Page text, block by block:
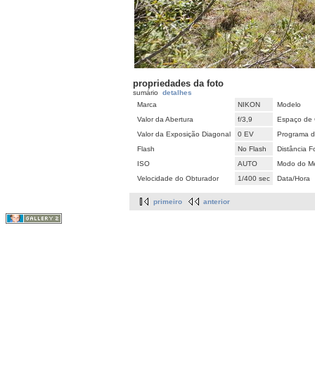
propriedades da foto
sumário detalhes
Marca
NIKON
Modelo
Valor da Abertura
f/3,9
Espaço de
Valor da Exposição Diagonal
0 EV
Programa
Flash
No Flash
Distância
ISO
AUTO
Modo do
Velocidade do Obturador
1/400 sec Data/Hora
primeiro anterior